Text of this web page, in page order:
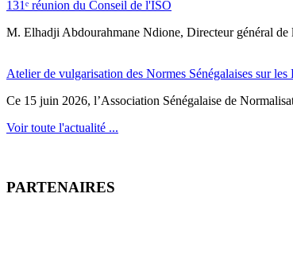
131ᵉ réunion du Conseil de l'ISO
M. Elhadji Abdourahmane Ndione, Directeur général
Atelier de vulgarisation des Normes Sénégalaises sur les
Ce 15 juin 2026, l’Association Sénégalaise de
Voir toute l'actualité ...
PARTENAIRES